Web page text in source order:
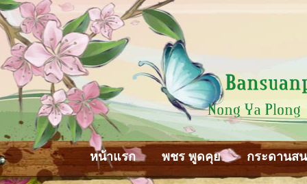
หน้าแรก พชร พูดคุย กระดานส